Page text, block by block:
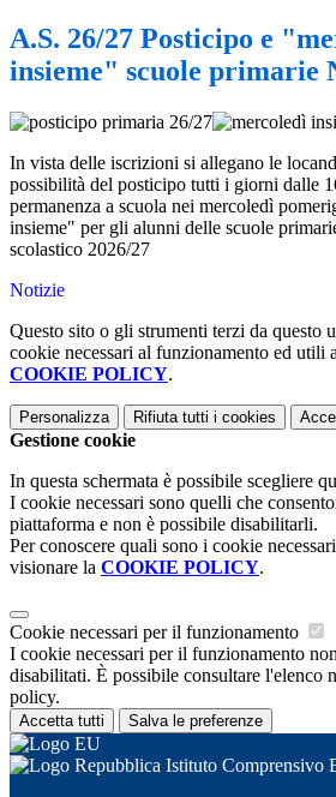
A.S. 26/27 Posticipo e
insieme" scuole primarie
In vista delle iscrizioni si allegano le
possibilità del posticipo tutti i giorni dalle
permanenza a scuola nei mercoledì
insieme" per gli alunni delle scuole
scolastico 2026/27
Notizie
Questo sito o gli strumenti terzi da questo
cookie necessari al funzionamento ed utili
COOKIE POLICY.
Personalizza Rifiuta tutti i cookies
Gestione cookie
In questa schermata è possibile scegliere
I cookie necessari sono quelli che
piattaforma e non è possibile disabilitarli.
Per conoscere quali sono i cookie
visionare la COOKIE POLICY.
Cookie necessari per il funzionamento
I cookie necessari per il funzionamento
disabilitati. È possibile consultare l'elenco
policy.
Accetta tutti Salva le preferenze
Istituto Comprensivo